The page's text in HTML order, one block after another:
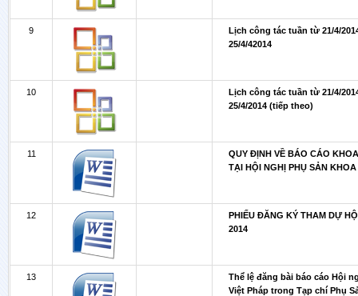
9
Lịch công tác tuần từ 21/4/
25/4/42014
10
Lịch công tác tuần từ 21/4/
25/4/2014 (tiếp theo)
11
QUY ĐỊNH VỀ BÁO CÁO
TẠI HỘI NGHỊ PHỤ SẢN KHOA
12
PHIẾU ĐĂNG KÝ THAM DỰ
2014
13
Thể lệ đăng bài báo cáo Hội
Việt Pháp trong Tạp chí Phụ